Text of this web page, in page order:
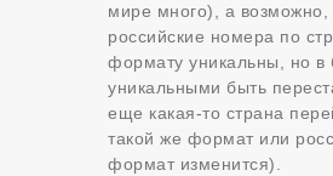
мире много), а возможно,
российские номера по
формату уникальны, но в
уникальными быть
еще какая-то страна
такой же формат или
формат изменится).